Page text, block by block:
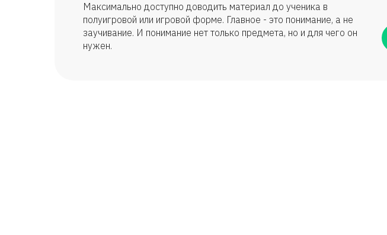
Максимально доступно доводить материал до ученика в
полуигровой или игровой форме. Главное - это понимание, а не
заучивание. И понимание нет только предмета, но и для чего он
нужен.